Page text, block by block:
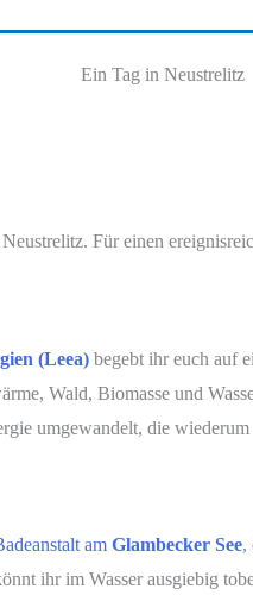
Ein Tag in Neustrelitz
Für einen
(Leea) begebt ihr euch auf
Wald, Biomasse und
umgewandelt, die
am Glambecker See,
ihr im Wasser ausgiebig